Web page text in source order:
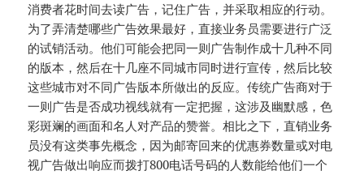
消费者花时间去读广告，记住广告，并采取相应的行动。
为了弄清楚哪些广告效果最好，直接业务员需要进行广泛
的试销活动。他们可能会把同一则广告制作成十几种不同
的版本，然后在十几座不同城市同时进行宣传，然后比较
这些城市对不同广告版本所做出的反应。传统广告商对于
一则广告是否成功视线就有一定把握，这涉及幽默感，色
彩斑斓的画面和名人对产品的赞誉。相比之下，直销业务
员没有这类事先概念，因为邮寄回来的优惠券数量或对电
视广告做出响应而拨打800电话号码的人数能给他们一个